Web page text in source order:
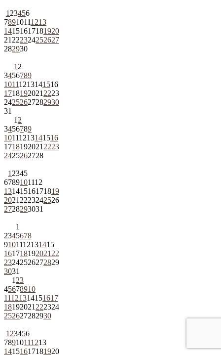
1 23456
78910111213
14151617181920
21 222324252627
282930
1 2
3456789
10111213141516
1718192021 2223
24252627282930
31
1 2
3456789
10111213141516
1718192021 2223
2425262728
1 2345
6789101112
13141516171819
2021 2223242526
2728293031
1
2345678
9101112131415
161718192021 22
23242526272829
3031
1 23
45678910
11121314151617
18192021 222324
252627282930
1 23456
78910111213
14151617181920